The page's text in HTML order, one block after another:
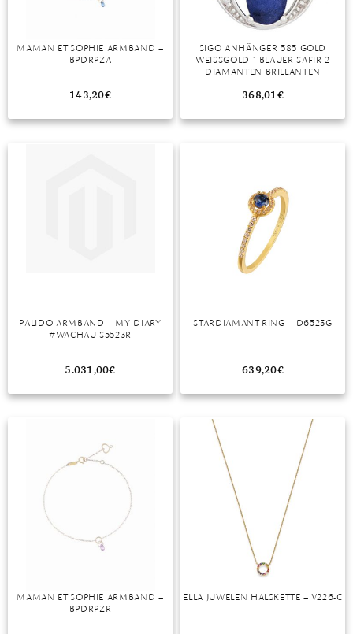
ZIRKON
MAMAN ET SOPHIE ARMBAND –
BPDRPZA
143,20€
SIGO ANHÄNGER 585 GOLD
WEISSGOLD 1 BLAUER SAFIR 2 D
IAMANTEN BRILLANTEN G
368,01€
PALIDO ARMBAND – MY DIARY
#WACHAU S5523R
5.031,00€
STARDIAMANT RING – D6523G
639,20€
MAMAN ET SOPHIE ARMBAND –
BPDRPZR
ELLA JUWELEN HALSKETTE – V226-C